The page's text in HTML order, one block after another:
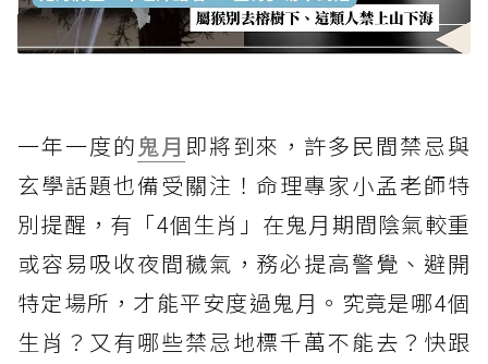
一年一度的鬼月 即將到來，許多民間禁忌與
玄學話題也備受關注！命理專家小孟老師特
別提醒，有「4個生肖」在鬼月期間陰氣較重
或容易吸收夜間穢氣，務必提高警覺、避開
特定場所，才能平安度過鬼月。究竟是哪4個
生肖？又有哪些禁忌地標千萬不能去？快跟